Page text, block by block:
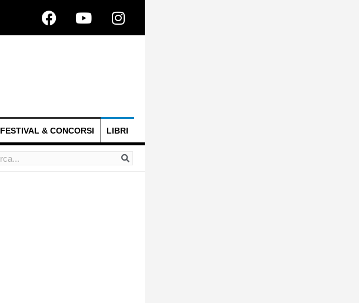
FESTIVAL & CONCORSI LIBRI